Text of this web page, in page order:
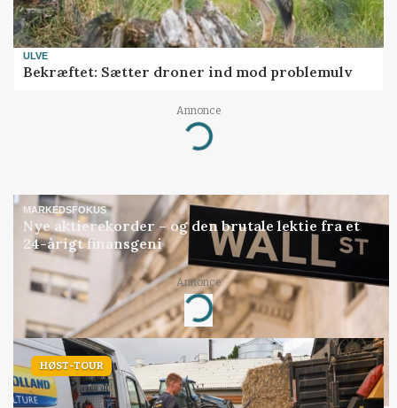
ULVE
Bekræftet: Sætter droner ind mod problemulv
Annonce
Loading...
MARKEDSFOKUS
Nye aktierekorder – og den brutale lektie fra et
24-årigt finansgeni
Annonce
Loading...
HØST-TOUR